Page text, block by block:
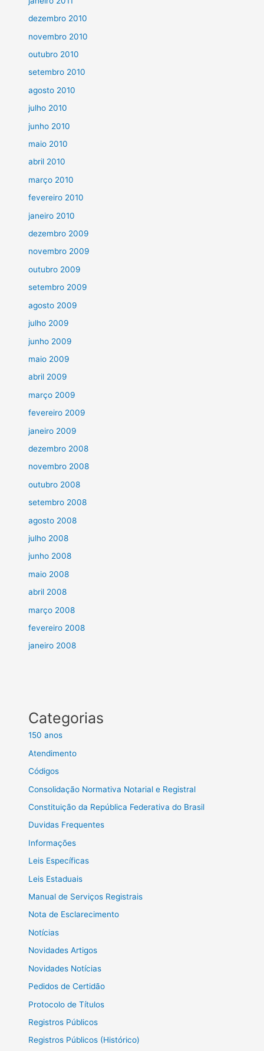
dezembro 2010
novembro 2010
outubro 2010
setembro 2010
agosto 2010
julho 2010
junho 2010
maio 2010
abril 2010
março 2010
fevereiro 2010
janeiro 2010
dezembro 2009
novembro 2009
outubro 2009
setembro 2009
agosto 2009
julho 2009
junho 2009
maio 2009
abril 2009
março 2009
fevereiro 2009
janeiro 2009
dezembro 2008
novembro 2008
outubro 2008
setembro 2008
agosto 2008
julho 2008
junho 2008
maio 2008
abril 2008
março 2008
fevereiro 2008
janeiro 2008
Categorias
150 anos
Atendimento
Códigos
Consolidação Normativa Notarial e Registral
Constituição da República Federativa do Brasil
Duvidas Frequentes
Informações
Leis Específicas
Leis Estaduais
Manual de Serviços Registrais
Nota de Esclarecimento
Notícias
Novidades Artigos
Novidades Notícias
Pedidos de Certidão
Protocolo de Títulos
Registros Públicos
Registros Públicos (Histórico)